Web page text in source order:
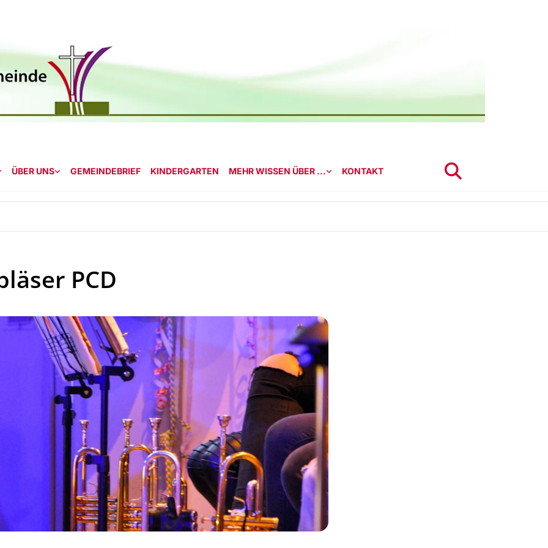
ÜBER UNS GEMEINDEBRIEF KINDERGARTEN MEHR WISSEN ÜBER ... KONTAKT
PCD